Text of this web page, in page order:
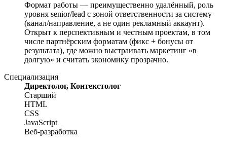
Формат работы — преимущественно удалённый, роль
уровня senior/lead с зоной ответственности за систему
(канал/направление, а не один рекламный аккаунт).
Открыт к перспективным и честным проектам, в том
числе партнёрским форматам (фикс + бонусы от
результата), где можно выстраивать маркетинг «в
долгую» и считать экономику прозрачно.
Специализация
Директолог, Контекстолог
Старший
HTML
CSS
JavaScript
Веб-разработка